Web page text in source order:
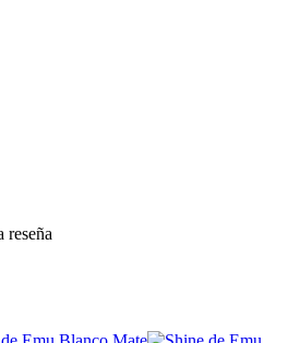
reseña